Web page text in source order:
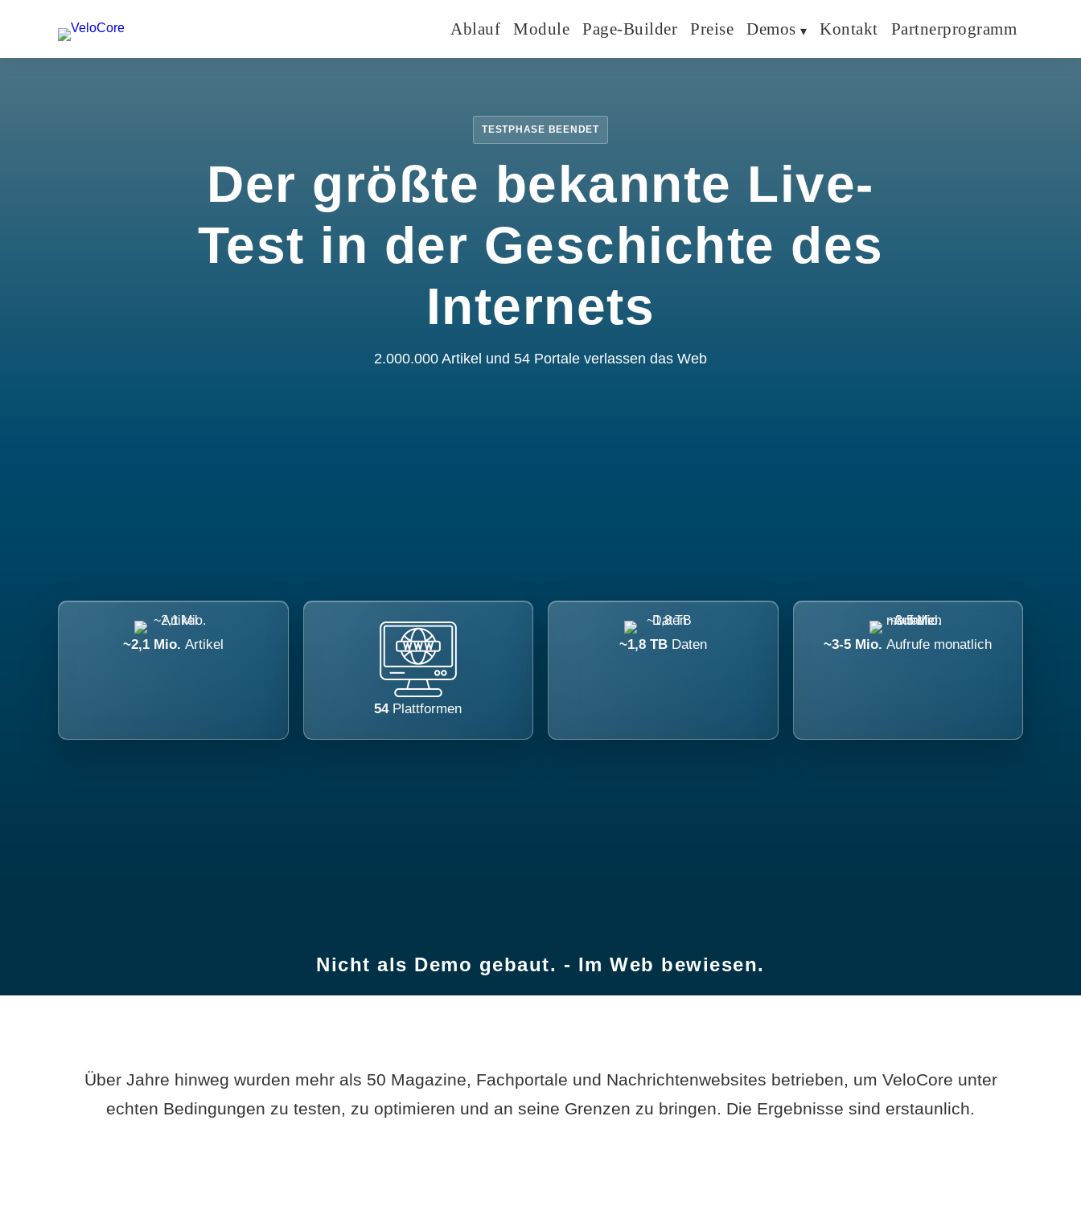
Ablauf Module Page-Builder Preise Demos Kontakt Partnerprogramm
TESTPHASE BEENDET
Der größte bekannte Live-
Test in der Geschichte des
Internets
2.000.000 Artikel und 54 Portale verlassen das Web
~2,1 Mio. Artikel
54 Plattformen
~1,8 TB Daten ~3-5 Mio.Aufrufe monatlich
Nicht als Demo gebaut. - Im Web bewiesen.
Über Jahre hinweg wurden mehr als 50 Magazine, Fachportale und Nachrichtenwebsites betrieben, um VeloCore unter
echten Bedingungen zu testen, zu optimieren und an seine Grenzen zu bringen. Die Ergebnisse sind erstaunlich.